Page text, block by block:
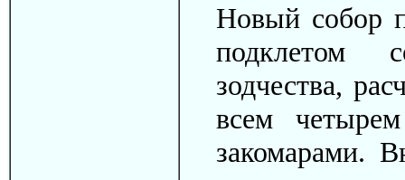
Новый собор
подклетом
зодчества,
всем
закомарами.